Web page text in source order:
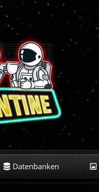
Datenbanken